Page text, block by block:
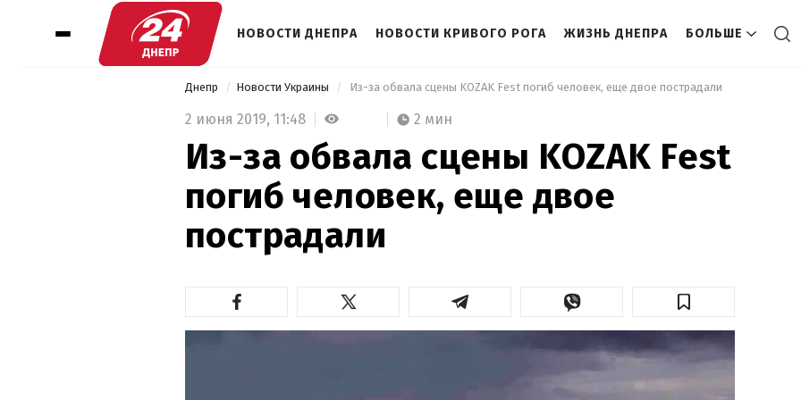
НОВОСТИ ДНЕПРА НОВОСТИ КРИВОГО РОГА ЖИЗНЬ ДНЕПРА БОЛЬШЕ
Днепр Новости Украины Из-за обвала сцены KOZAK Fest погиб человек, еще двое пострадали
2 июня 2019, 11:48 2 мин
Из-за обвала сцены KOZAK Fest
погиб человек, еще двое
пострадали